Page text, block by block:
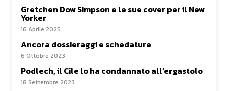
Gretchen Dow Simpson e le sue cover per il New
Yorker
16 Aprile 2025
Ancora dossieraggi e schedature
6 Ottobre 2023
Podlech, il Cile lo ha condannato all’ergastolo
18 Settembre 2023